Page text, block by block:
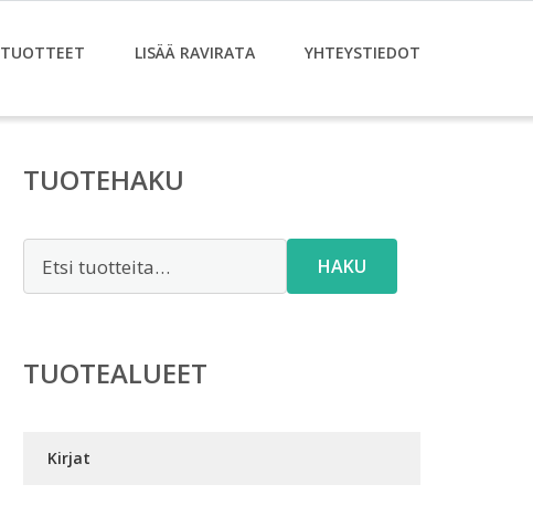
TUOTTEET LISÄÄ RAVIRATA YHTEYSTIEDOT
TUOTEHAKU
HAKU
TUOTEALUEET
Kirjat